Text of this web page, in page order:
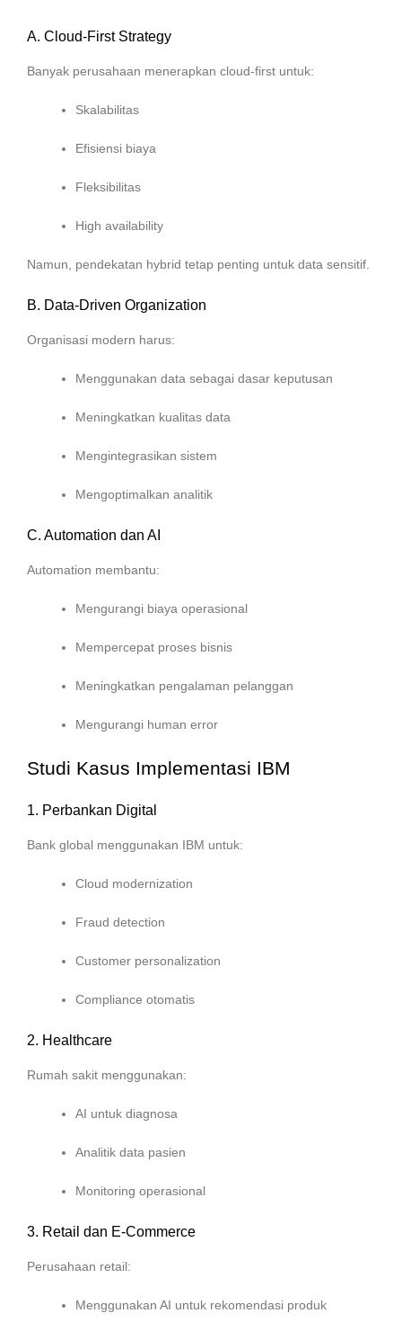
A. Cloud-First Strategy
Banyak perusahaan menerapkan cloud-first untuk:
Skalabilitas
Efisiensi biaya
Fleksibilitas
High availability
Namun, pendekatan hybrid tetap penting untuk data sensitif.
B. Data-Driven Organization
Organisasi modern harus:
Menggunakan data sebagai dasar keputusan
Meningkatkan kualitas data
Mengintegrasikan sistem
Mengoptimalkan analitik
C. Automation dan AI
Automation membantu:
Mengurangi biaya operasional
Mempercepat proses bisnis
Meningkatkan pengalaman pelanggan
Mengurangi human error
Studi Kasus Implementasi IBM
1. Perbankan Digital
Bank global menggunakan IBM untuk:
Cloud modernization
Fraud detection
Customer personalization
Compliance otomatis
2. Healthcare
Rumah sakit menggunakan:
AI untuk diagnosa
Analitik data pasien
Monitoring operasional
3. Retail dan E-Commerce
Perusahaan retail:
Menggunakan AI untuk rekomendasi produk